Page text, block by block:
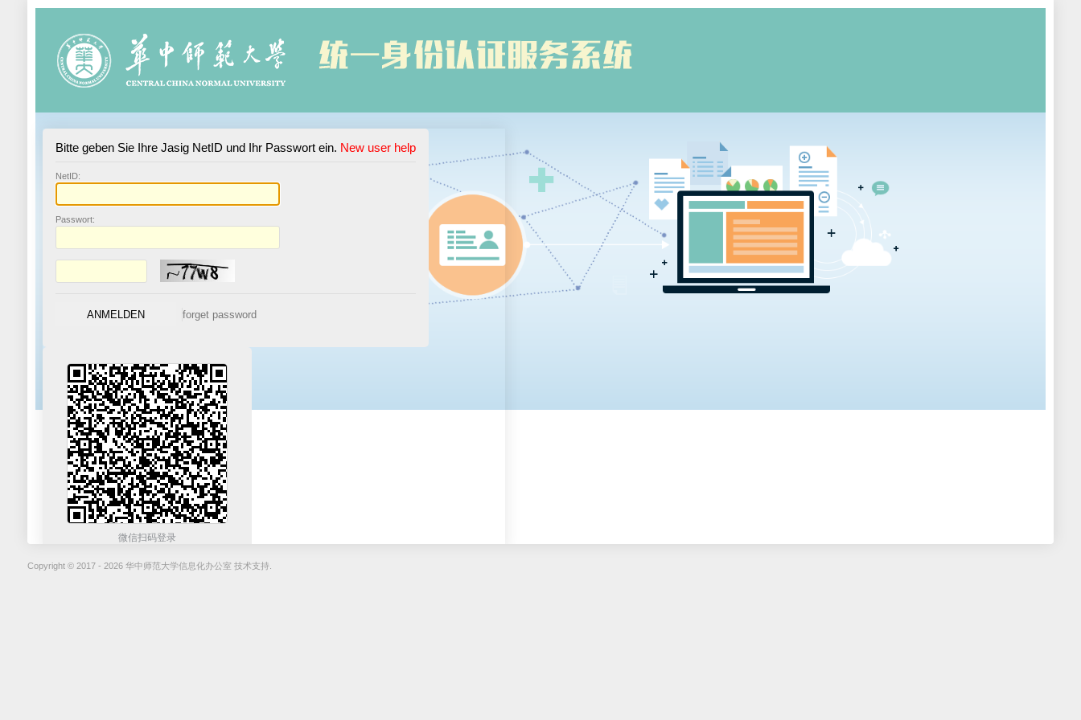
Bitte geben Sie Ihre Jasig NetID und Ihr Passwort ein. New user help
NetID:
Passwort:
微信扫码登录
Copyright © 2017 - 2026 华中师范大学信息化办公室 技术支持.